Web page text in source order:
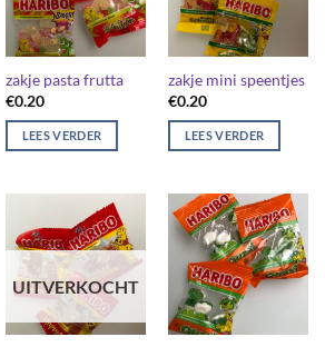
zakje pasta frutta
€0.20
LEES VERDER
zakje mini speentjes
€0.20
LEES VERDER
UITVERKOCHT